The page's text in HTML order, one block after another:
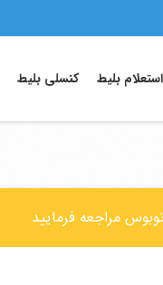
استعلام بلیط کنسلی بلیط
مراجعه فرمایید